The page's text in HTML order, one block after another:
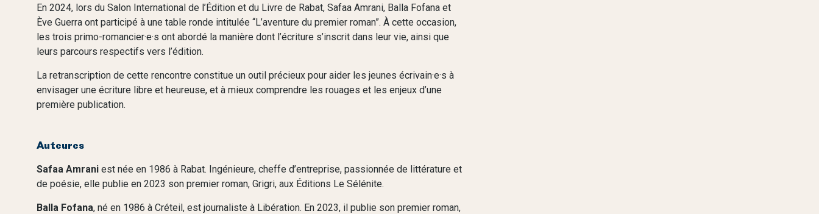
En 2024, lors du Salon International de l’Édition et du Livre de Rabat, Safaa Amrani, Balla Fofana et
Ève Guerra ont participé à une table ronde intitulée “L’aventure du premier roman”. À cette occasion,
les trois primo-romancier·e·s ont abordé la manière dont l’écriture s’inscrit dans leur vie, ainsi que
leurs parcours respectifs vers l’édition.
La retranscription de cette rencontre constitue un outil précieux pour aider les jeunes écrivain·e·s à
envisager une écriture libre et heureuse, et à mieux comprendre les rouages et les enjeux d’une
première publication. ​
Auteures
Safaa Amrani est née en 1986 à Rabat. Ingénieure, cheffe d’entreprise, passionnée de littérature et
de poésie, elle publie en 2023 son premier roman, Grigri, aux Éditions Le Sélénite.
Balla Fofana, né en 1986 à Créteil, est journaliste à Libération. En 2023, il publie son premier roman,